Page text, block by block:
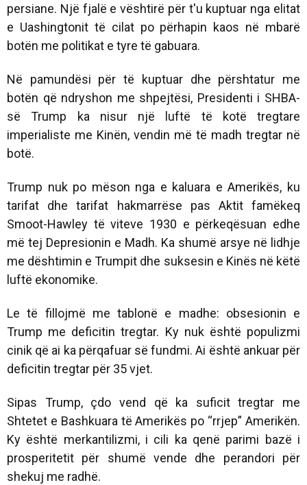
persiane. Një fjalë e vështirë për t'u kuptuar nga elitat
e Uashingtonit të cilat po përhapin kaos në mbarë
botën me politikat e tyre të gabuara.
Në pamundësi për të kuptuar dhe përshtatur me
botën që ndryshon me shpejtësi, Presidenti i SHBA-
së Trump ka nisur një luftë të kotë tregtare
imperialiste me Kinën, vendin më të madh tregtar në
botë.
Trump nuk po mëson nga e kaluara e Amerikës, ku
tarifat dhe tarifat hakmarrëse pas Aktit famëkeq
Smoot-Hawley të viteve 1930 e përkeqësuan edhe
më tej Depresionin e Madh. Ka shumë arsye në lidhje
me dështimin e Trumpit dhe suksesin e Kinës në këtë
luftë ekonomike.
Le të fillojmë me tablonë e madhe: obsesionin e
Trump me deficitin tregtar. Ky nuk është populizmi
cinik që ai ka përqafuar së fundmi. Ai është ankuar për
deficitin tregtar për 35 vjet.
Sipas Trump, çdo vend që ka suficit tregtar me
Shtetet e Bashkuara të Amerikës po “rrjep” Amerikën.
Ky është merkantilizmi, i cili ka qenë parimi bazë i
prosperitetit për shumë vende dhe perandori për
shekuj me radhë.